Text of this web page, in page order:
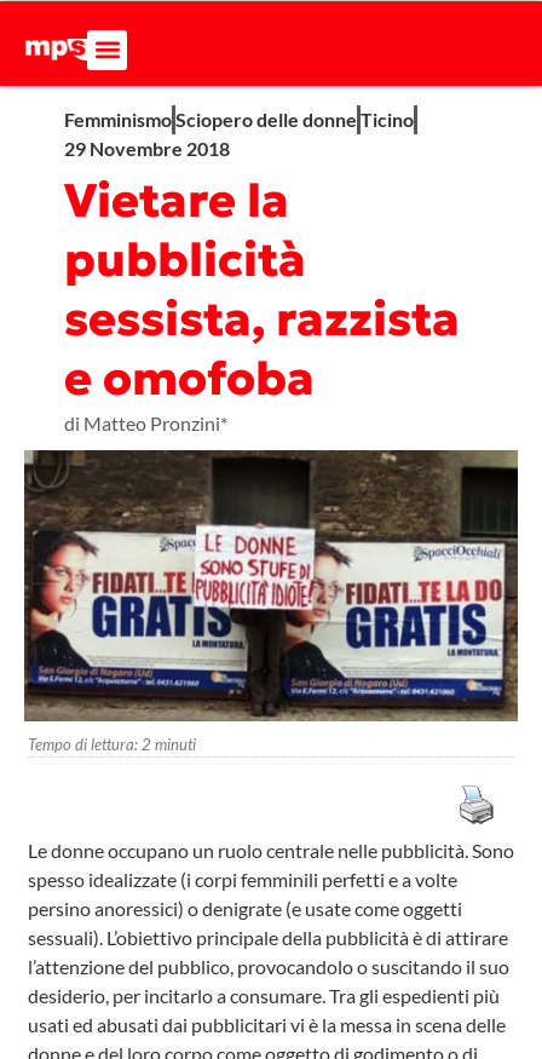
FemminismoSciopero delle donne Ticino
29 Novembre 2018
Vietare la
pubblicità
sessista, razzista
e omofoba
di Matteo Pronzini*
Tempo di lettura:2 minuti
Le donne occupano un ruolo centrale nelle pubblicità. Sono
spesso idealizzate (i corpi femminili perfetti e a volte
persino anoressici) o denigrate (e usate come oggetti
sessuali). L’obiettivo principale della pubblicità è di attirare
l’attenzione del pubblico, provocandolo o suscitando il suo
desiderio, per incitarlo a consumare. Tra gli espedienti più
usati ed abusati dai pubblicitari vi è la messa in scena delle
donne e del loro corpo come oggetto di godimento o di